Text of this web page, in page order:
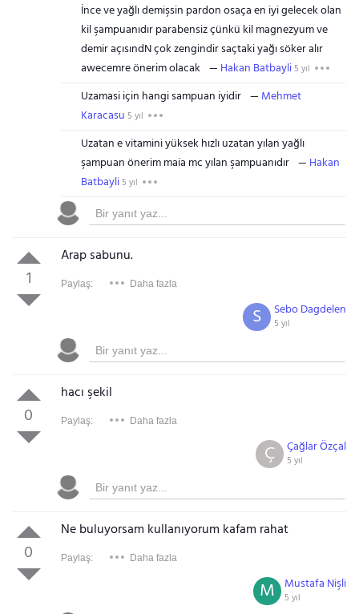
İnce ve yağlı demişsin pardon osaça en iyi gelecek olan
kil şampuanıdır parabensiz çünkü kil magnezyum ve
demir açısındN çok zengindir saçtaki yağı söker alır
awecemre önerim olacak
Hakan Batbayli5 yıl
Uzamasi için hangi sampuan iyidir
Mehmet
Karacasu 5 yıl
Uzatan e vitamini yüksek hızlı uzatan yılan yağlı
şampuan önerim maia mc yılan şampuanıdır
Hakan
Batbayli5 yıl
1
Arap sabunu.
Paylaş: Daha fazla
Sebo Dagdelen
5 yıl
S
0
hacı şekil
Paylaş: Daha fazla
Çağlar Özçal
5 yıl
Ç
0
Ne buluyorsam kullanıyorum kafam rahat
Paylaş: Daha fazla
Mustafa Nişli
5 yıl
M